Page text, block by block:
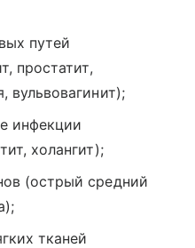
путей
простатит,
вульвовагинит);
инфекции
холангит);
(острый средний
тканей